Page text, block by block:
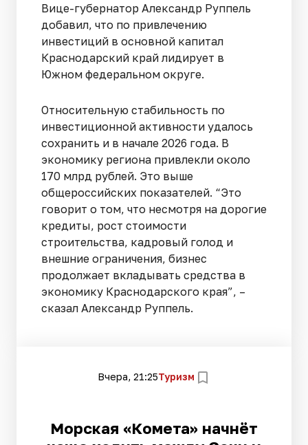
Вице-губернатор Александр Руппель
добавил, что по привлечению
инвестиций в основной капитал
Краснодарский край лидирует в
Южном федеральном округе.
Относительную стабильность по
инвестиционной активности удалось
сохранить и в начале 2026 года. В
экономику региона привлекли около
170 млрд рублей. Это выше
общероссийских показателей. “Это
говорит о том, что несмотря на дорогие
кредиты, рост стоимости
строительства, кадровый голод и
внешние ограничения, бизнес
продолжает вкладывать средства в
экономику Краснодарского края”, –
сказал Александр Руппель.
Вчера, 21:25Туризм
Морская «Комета» начнёт